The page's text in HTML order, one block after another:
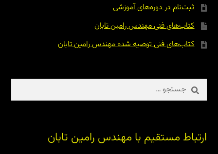
ثبت‌نام در دوره‌های آموزشی
کتاب‌های فنی مهندس رامین تابان
کتاب‌های فنی توصیه شده مهندس رامین تابان
جستجو
برای:
ارتباط مستقیم با مهندس رامین تابان